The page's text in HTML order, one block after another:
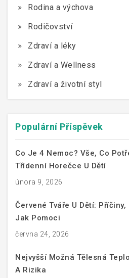
Rodina a výchova
Rodičovství
Zdraví a léky
Zdraví a Wellness
Zdraví a životní styl
Populární Příspěvek
Co Je 4 Nemoc? Vše, Co
Třídenní Horečce U Dětí
února 9, 2026
Červené Tváře U Dětí:
Jak Pomoci
června 24, 2026
Nejvyšší Možná Tělesná
A Rizika